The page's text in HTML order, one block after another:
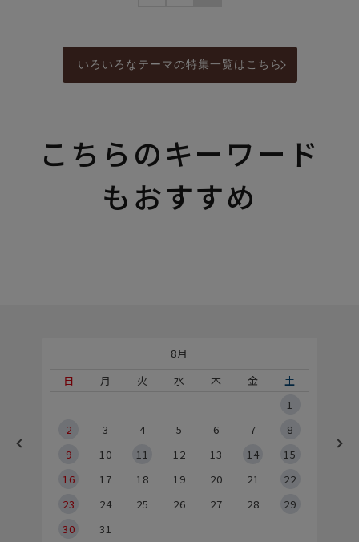
いろいろなテーマの特集一覧はこちら
こちらのキーワード
もおすすめ
8月
日
月 火 水 木 金
土
1
2
3 4 5 6 7
8
9
10 11 12 13 14
15
16
17 18 19 20 21
22
23
24 25 26 27 28
29
30
31